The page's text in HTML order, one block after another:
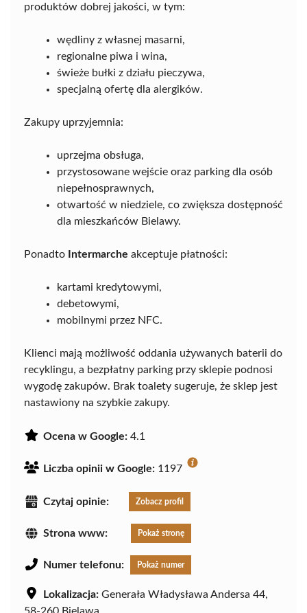
produktów dobrej jakości, w tym:
wędliny z własnej masarni,
regionalne piwa i wina,
świeże bułki z działu pieczywa,
specjalną ofertę dla alergików.
Zakupy uprzyjemnia:
uprzejma obsługa,
przystosowane wejście oraz parking dla osób
niepełnosprawnych,
otwartość w niedziele, co zwiększa dostępność
dla mieszkańców Bielawy.
Ponadto Intermarche akceptuje płatności:
kartami kredytowymi,
debetowymi,
mobilnymi przez NFC.
Klienci mają możliwość oddania używanych baterii do
recyklingu, a bezpłatny parking przy sklepie podnosi
wygodę zakupów. Brak toalety sugeruje, że sklep jest
nastawiony na szybkie zakupy.
Ocena w Google: 4.1
Liczba opinii w Google: 1197
Czytaj opinie: Zobacz profil
Strona www: Pokaż stronę
Numer telefonu: Pokaż numer
Lokalizacja: Generała Władysława Andersa 44,